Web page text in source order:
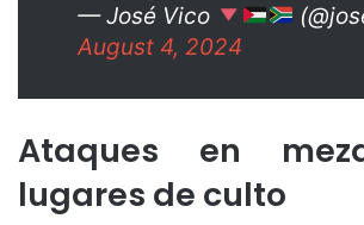
— José Vico
August 4, 2024
Ataques en
lugares de culto